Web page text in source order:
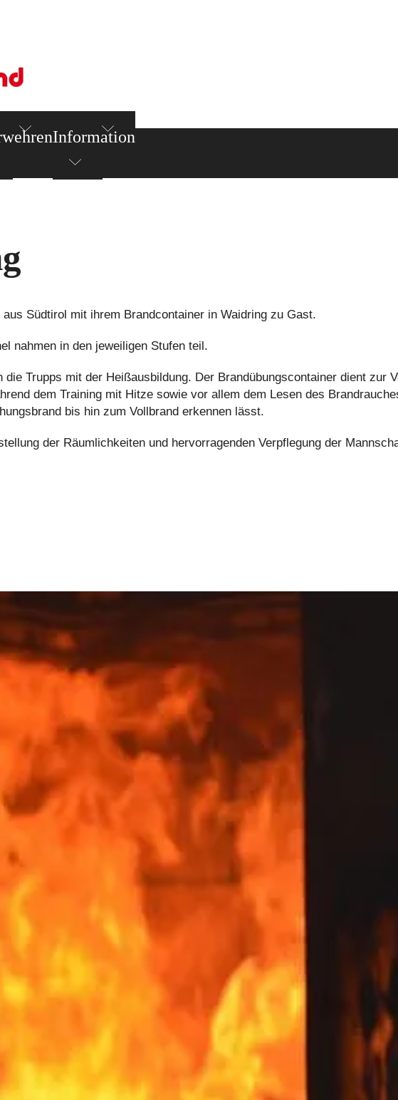
Information
Südtirol mit ihrem Brandcontainer in Waidring zu Gast.
nahmen in den jeweiligen Stufen teil.
Trupps mit der Heißausbildung. Der Brandübungscontainer dient zur
dem Training mit Hitze sowie vor allem dem Lesen des
bis hin zum Vollbrand erkennen lässt.
der Räumlichkeiten und hervorragenden Verpflegung der